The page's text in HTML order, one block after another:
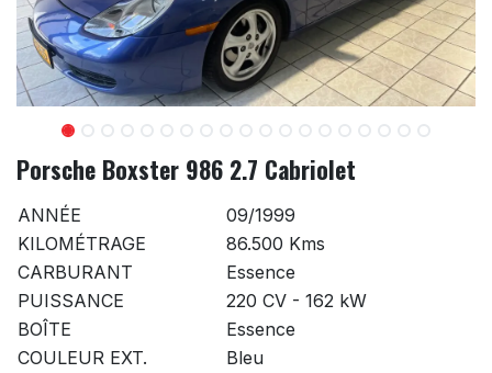
Porsche Boxster 986 2.7 Cabriolet
ANNÉE
09/1999
KILOMÉTRAGE
86.500 Kms
CARBURANT
Essence
PUISSANCE
220 CV - 162 kW
BOÎTE
Essence
COULEUR EXT.
Bleu